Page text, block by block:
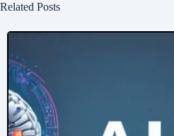
Related Posts